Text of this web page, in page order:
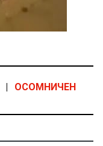
| ОСОМНИЧЕН